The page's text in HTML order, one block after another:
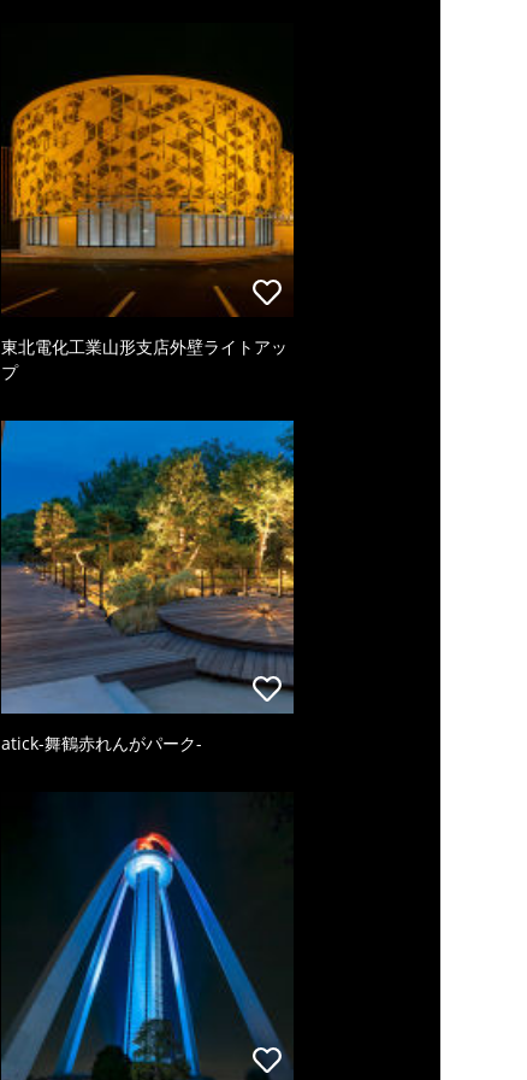
東北電化工業山形支店外壁ライトアッ
プ
atick-舞鶴赤れんがパーク-